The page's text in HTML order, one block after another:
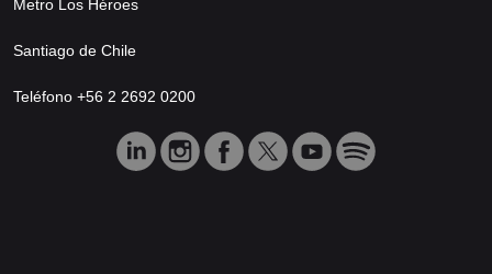
Metro Los Héroes
Santiago de Chile
Teléfono +56 2 2692 0200